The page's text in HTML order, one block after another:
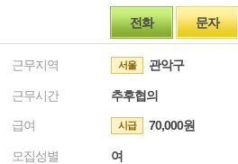
전화 문자
근무지역 서울 관악구
근무시간 추후협의
급여 시급 70,000원
모집성별 여